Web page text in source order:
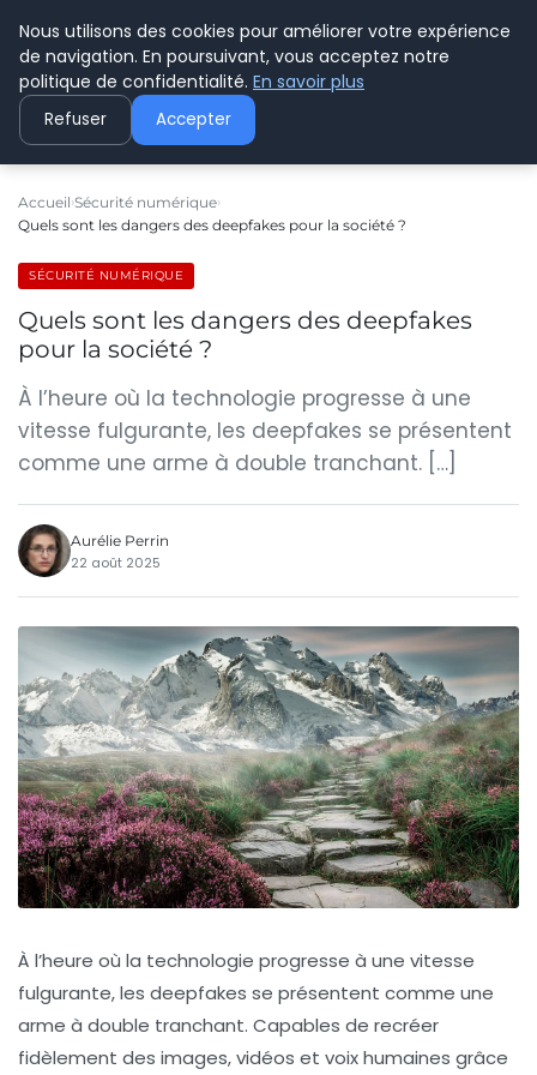
C PLUSPLUS
Accueil Sécurité numérique
Quels sont les dangers des deepfakes pour la société ?
SÉCURITÉ NUMÉRIQUE
Quels sont les dangers des deepfakes
pour la société ?
À l’heure où la technologie progresse à une
vitesse fulgurante, les deepfakes se présentent
comme une arme à double tranchant. […]
Aurélie Perrin
22 août 2025
À l’heure où la technologie progresse à une vitesse
fulgurante, les deepfakes se présentent comme une
arme à double tranchant. Capables de recréer
fidèlement des images, vidéos et voix humaines grâce
Nous utilisons des cookies pour améliorer votre expérience
de navigation. En poursuivant, vous acceptez notre
politique de confidentialité. En savoir plus
Refuser Accepter